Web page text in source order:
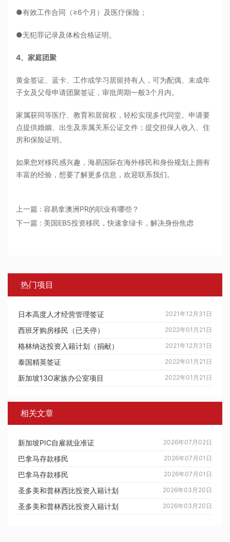
●有效工作合同（≥6个月）及医疗保险；
●无犯罪记录及体检合格证明。
4、家庭团聚
黄金签证、蓝卡、工作或学习居留持有人，可为配偶、未成年
子女及父母申请团聚签证，审批周期一般3个月内。
家属获同等医疗、教育和居留权，轻松实现多代同堂。申请要
点提供婚姻、出生及亲属关系公证文件；提交担保人收入、住
房和保险证明。
如果您对移民感兴趣，海易国际在海外移民和身份规划上拥有
丰富的经验，想要了解更多信息，欢迎联系我们。
上一篇 : 容易拿澳洲PR的职业有哪些？
下一篇 : 美国EB5投资移民，快速拿绿卡，解决身份焦虑
热门项目
2021年12月31日
日本高度人才经营管理签证
2022年01月21日
西班牙购房移民（已关停）
2021年12月31日
格林纳达投资入籍计划（捐献）
2022年01月21日
泰国精英签证
2022年01月21日
新加坡13O家族办公室项目
相关文章
2026年07月02日
新加坡PIC自雇就业准证
2026年07月01日
巴拿马存款移民
2026年07月01日
巴拿马存款移民
2026年03月20日
圣多美和普林西比投资入籍计划
2026年03月20日
圣多美和普林西比投资入籍计划